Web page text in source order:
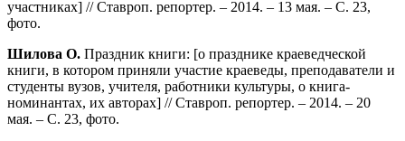
участниках] // Ставроп. репортер. – 2014. – 13 мая. – С. 23,
фото.
Шилова О. Праздник книги: [о празднике краеведческой
книги, в котором приняли участие краеведы, преподаватели и
студенты вузов, учителя, работники культуры, о книга-
номинантах, их авторах] // Ставроп. репортер. – 2014. – 20
мая. – С. 23, фото.